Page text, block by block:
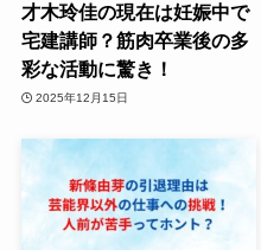
才木玲佳の現在は妊娠中で
宅建講師？筋肉卒業後の多
彩な活動に驚き！
2025年12月15日